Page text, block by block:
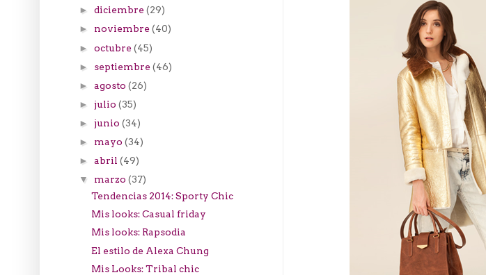
►diciembre(29)
► noviembre(40)
►octubre(45)
► septiembre(46)
►agosto(26)
►julio(35)
►junio(34)
► mayo(34)
►abril(49)
▼ marzo(37)
Tendencias 2014: Sporty Chic
Mis looks: Casual friday
Mis looks: Rapsodia
El estilo de Alexa Chung
Mis Looks: Tribal chic